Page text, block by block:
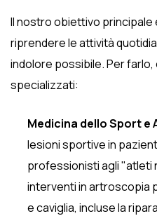
Il nostro obiettivo
riprendere le attività
indolore possibile. Per
specializzati:
Medicina dello Sport e
lesioni sportive in
professionisti agli "atleti
interventi in artroscopia
e caviglia, incluse la